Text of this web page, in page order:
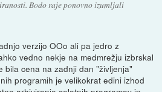
Bodo raje ponovno izumljali
verzijo OOo ali pa jedro z
vedno nekje na medmrežju izbrskal
bila cena na zadnji dan "življenja"
programih je velikokrat edini izhod